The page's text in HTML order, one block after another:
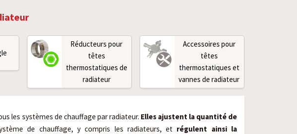
Réducteurs pour
têtes
thermostatiques de
radiateur
Accessoires pour
têtes
thermostatiques et
vannes de radiateur
les systèmes de chauffage par radiateur. Elles ajustent la quantité de
de chauffage, y compris les radiateurs, et régulent ainsi la